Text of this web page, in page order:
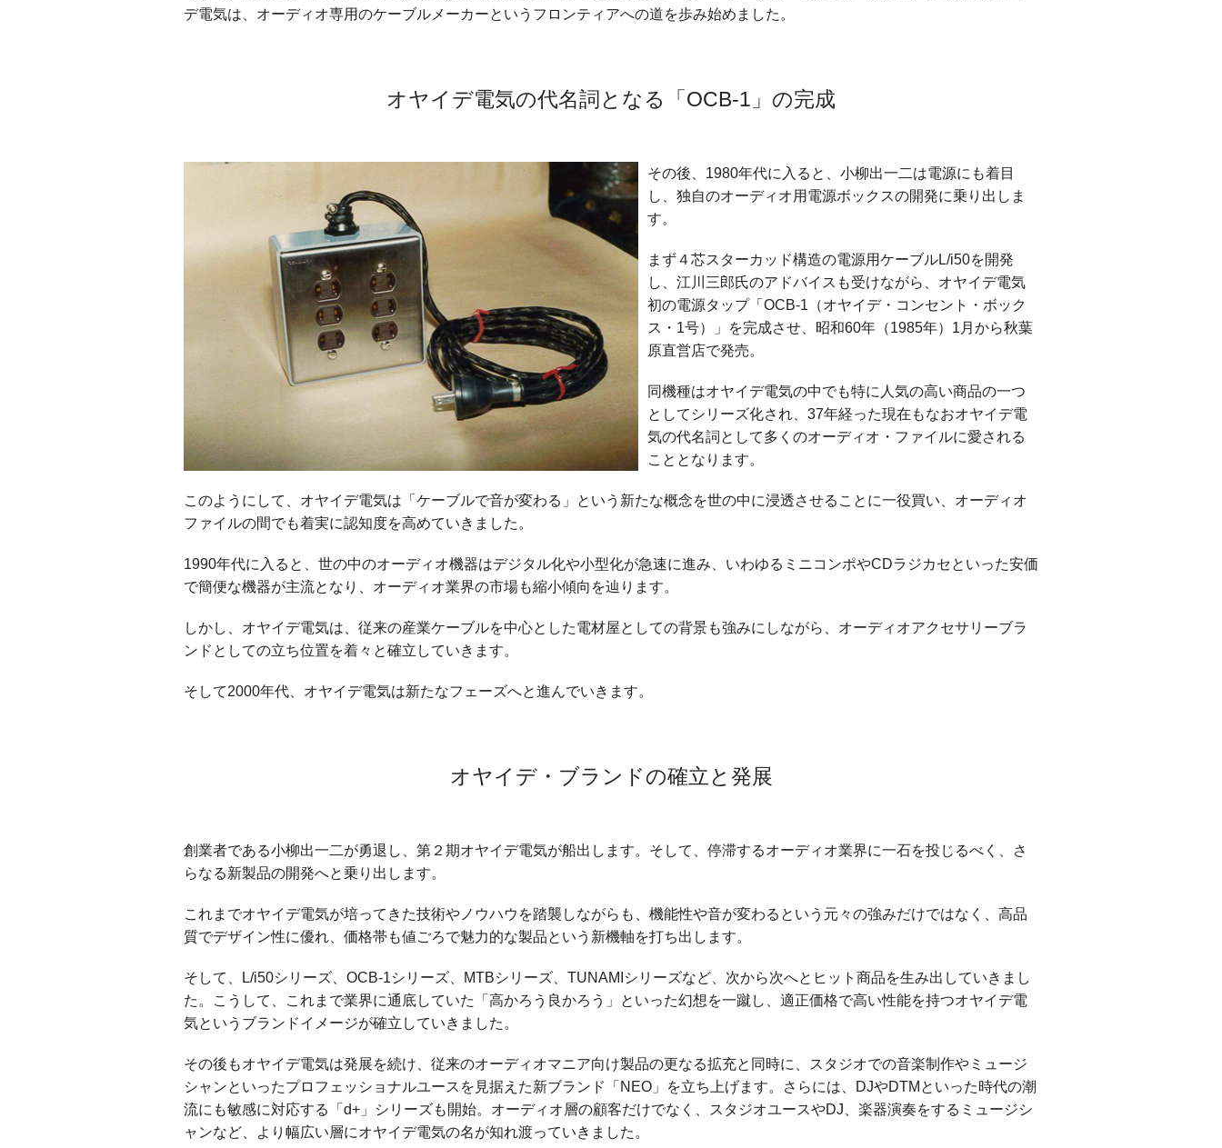
デ電気は、オーディオ専用のケーブルメーカーというフロンティアへの道を歩み始めました。
オヤイデ電気の代名詞となる「OCB-1」の完成
その後、1980年代に入ると、小柳出一二は電源にも着目
し、独自のオーディオ用電源ボックスの開発に乗り出しま
す。
まず４芯スターカッド構造の電源用ケーブルL/i50を開発
し、江川三郎氏のアドバイスも受けながら、オヤイデ電気
初の電源タップ「OCB-1（オヤイデ・コンセント・ボック
ス・1号）」を完成させ、昭和60年（1985年）1月から秋葉
原直営店で発売。
同機種はオヤイデ電気の中でも特に人気の高い商品の一つ
としてシリーズ化され、37年経った現在もなおオヤイデ電
気の代名詞として多くのオーディオ・ファイルに愛される
こととなります。
このようにして、オヤイデ電気は「ケーブルで音が変わる」という新たな概念を世の中に浸透させることに一役買い、オーディオ
ファイルの間でも着実に認知度を高めていきました。
1990年代に入ると、世の中のオーディオ機器はデジタル化や小型化が急速に進み、いわゆるミニコンポやCDラジカセといった安価
で簡便な機器が主流となり、オーディオ業界の市場も縮小傾向を辿ります。
しかし、オヤイデ電気は、従来の産業ケーブルを中心とした電材屋としての背景も強みにしながら、オーディオアクセサリーブラ
ンドとしての立ち位置を着々と確立していきます。
そして2000年代、オヤイデ電気は新たなフェーズへと進んでいきます。
オヤイデ・ブランドの確立と発展
創業者である小柳出一二が勇退し、第２期オヤイデ電気が船出します。そして、停滞するオーディオ業界に一石を投じるべく、さ
らなる新製品の開発へと乗り出します。
これまでオヤイデ電気が培ってきた技術やノウハウを踏襲しながらも、機能性や音が変わるという元々の強みだけではなく、高品
質でデザイン性に優れ、価格帯も値ごろで魅力的な製品という新機軸を打ち出します。
そして、L/i50シリーズ、OCB-1シリーズ、MTBシリーズ、TUNAMIシリーズなど、次から次へとヒット商品を生み出していきまし
た。こうして、これまで業界に通底していた「高かろう良かろう」といった幻想を一蹴し、適正価格で高い性能を持つオヤイデ電
気というブランドイメージが確立していきました。
その後もオヤイデ電気は発展を続け、従来のオーディオマニア向け製品の更なる拡充と同時に、スタジオでの音楽制作やミュージ
シャンといったプロフェッショナルユースを見据えた新ブランド「NEO」を立ち上げます。さらには、DJやDTMといった時代の潮
流にも敏感に対応する「d+」シリーズも開始。オーディオ層の顧客だけでなく、スタジオユースやDJ、楽器演奏をするミュージシ
ャンなど、より幅広い層にオヤイデ電気の名が知れ渡っていきました。